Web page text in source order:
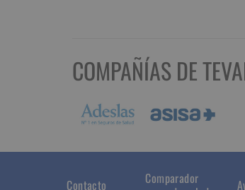
COMPAÑÍAS DE
Contacto
Comparador